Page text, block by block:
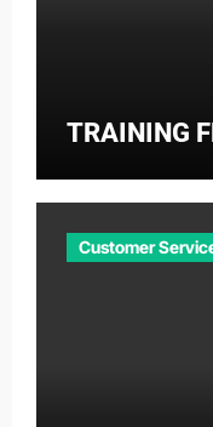
TRAINING
Customer